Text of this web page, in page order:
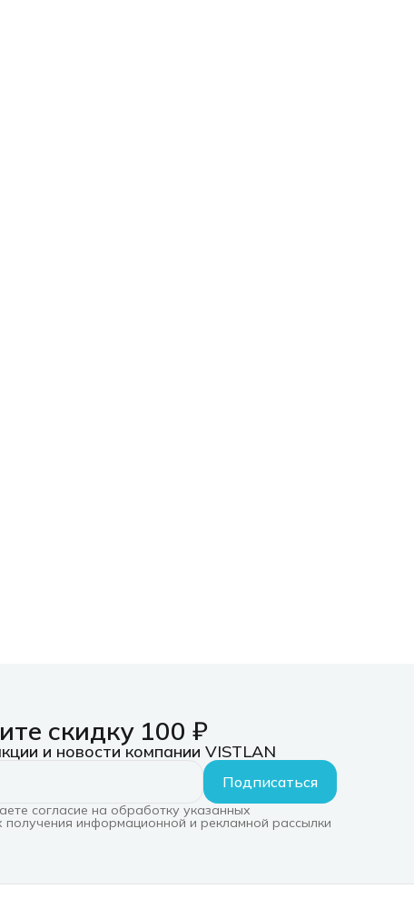
скидку 100 ₽
и новости компании VISTLAN
Подписаться
согласие на обработку указанных
информационной и рекламной рассылки